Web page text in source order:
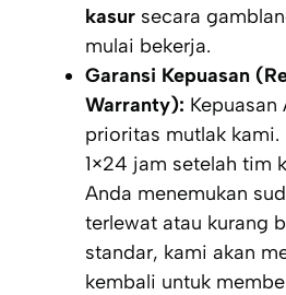
kasur secara
mulai bekerja.
Garansi Kepuasan
Warranty): Kepuasan
prioritas mutlak
1×24 jam setelah tim
Anda menemukan
terlewat atau kurang
standar, kami akan
kembali untuk